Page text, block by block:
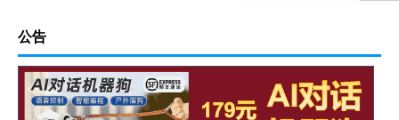
公告